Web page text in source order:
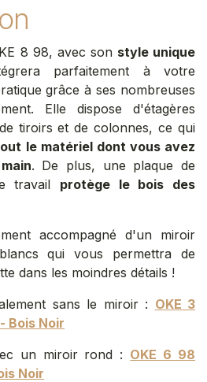
8 98, avec son style unique
parfaitement à votre
grâce à ses nombreuses
Elle dispose d'étagères
tiroirs et de colonnes, ce qui
le matériel dont vous avez
. De plus, une plaque de
travail protège le bois des
accompagné d'un miroir
qui vous permettra de
dans les moindres détails !
sans le miroir : OKE 3
Bois Noir
un miroir rond : OKE 6 98
Noir